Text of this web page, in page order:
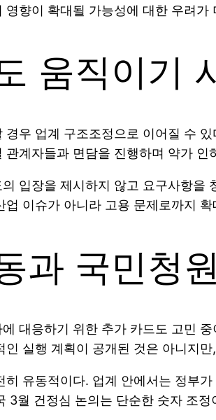
영향이 확대될 가능성에 대한 우려가
움직이기
경우 업계 구조조정으로 이어질 수
관계자들과 면담을 진행하며 약가
입장을 제시하지 않고 요구사항을
업 이슈가 아니라 고용 문제로까지
과 국민청
대응하기 위한 추가 카드도 고민
인 실행 계획이 공개된 것은 아니지
히 유동적이다. 업계 안에서는 정부
3월 건정심 논의는 단순한 숫자 조